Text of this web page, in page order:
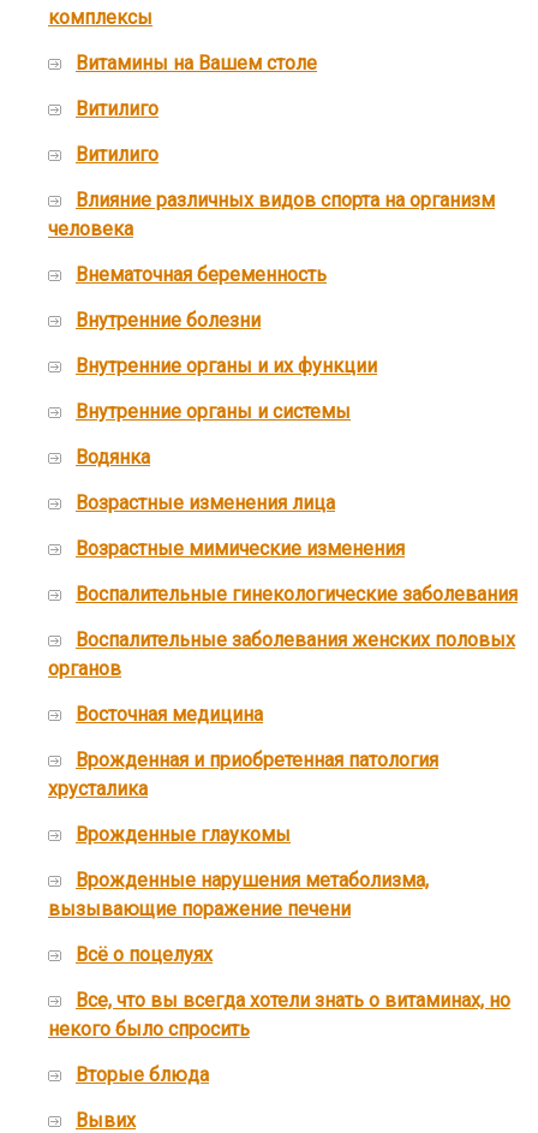
комплексы
Витамины на Вашем столе
Витилиго
Витилиго
Влияние различных видов спорта на организм
человека
Внематочная беременность
Внутренние болезни
Внутренние органы и их функции
Внутренние органы и системы
Водянка
Возрастные изменения лица
Возрастные мимические изменения
Воспалительные гинекологические заболевания
Воспалительные заболевания женских половых
органов
Восточная медицина
Врожденная и приобретенная патология
хрусталика
Врожденные глаукомы
Врожденные нарушения метаболизма,
вызывающие поражение печени
Всё о поцелуях
Все, что вы всегда хотели знать о витаминах, но
некого было спросить
Вторые блюда
Вывих